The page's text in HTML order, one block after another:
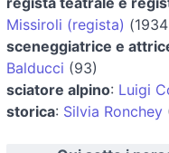
Missiroli (regista)
sceneggiatrice e
Balducci (93)
sciatore alpino: Luigi
storica: Silvia Ronchey